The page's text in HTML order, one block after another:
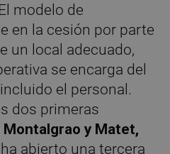
modelo de
en la cesión por parte
un local adecuado,
se encarga del
el personal.
dos primeras
Montalgrao y Matet,
abierto una tercera